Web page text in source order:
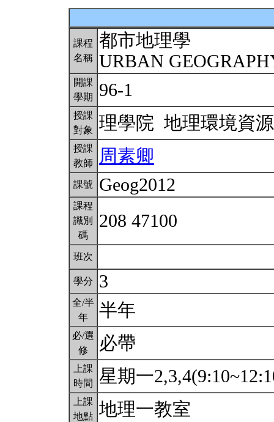
課程
名稱
都市地理學
URBAN
開課
學期
96-1
授課
對象
理學院 地理環境資
授課
教師
周素卿
課號 Geog2012
課程
識別
碼
208 47100
班次
學分 3
全/半
年
半年
必/選
修
必帶
上課
時間
星期一
上課
地點 地理一教室